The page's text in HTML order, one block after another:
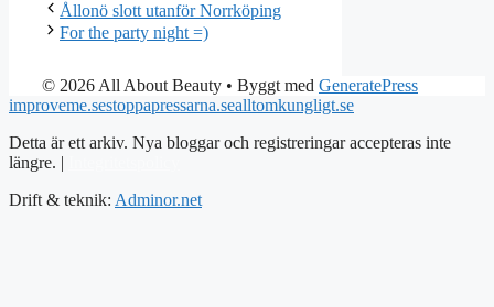
Ållonö slott utanför Norrköping
For the party night =)
© 2026 All About Beauty • Byggt med GeneratePress
improveme.sestoppapressarna.sealltomkungligt.se
Detta är ett arkiv. Nya bloggar och registreringar accepteras inte
längre. |
Drift & teknik: Adminor.net